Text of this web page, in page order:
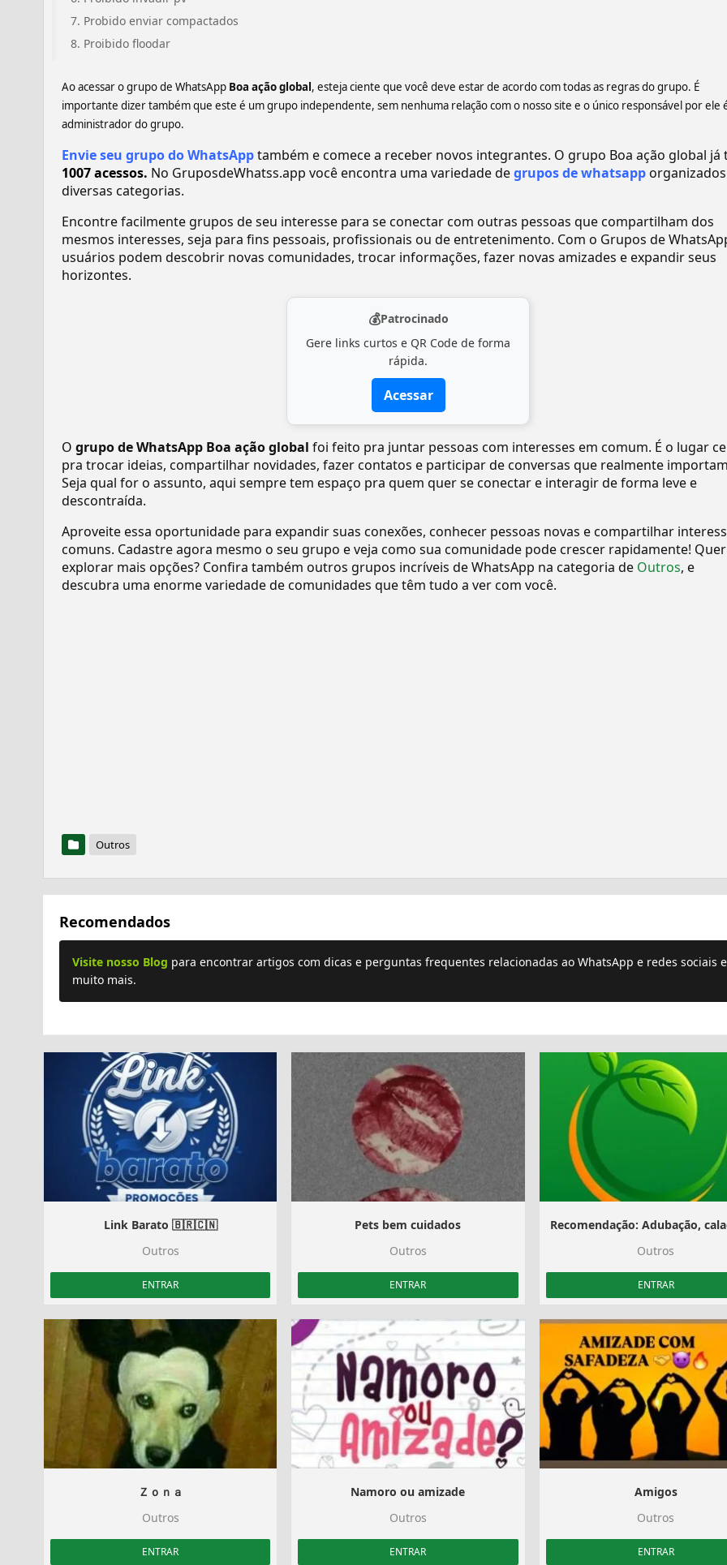
Probido enviar compactados
Proibido floodar
Ao acessar o grupo de WhatsApp Boa ação global, esteja ciente que você deve estar de acordo com todas as regras do grupo. É
importante dizer também que este é um grupo independente, sem nenhuma relação com o nosso site e o único responsável por ele
administrador do grupo.
Envie seu grupo do WhatsApptambém e comece a receber novos integrantes. O grupo Boa ação global já
1007 acessos. No GruposdeWhatss.app você encontra uma variedade degrupos de whatsapp
diversas categorias.
Encontre facilmente grupos de seu interesse para se conectar com outras pessoas que compartilham dos
mesmos interesses, seja para fins pessoais, profissionais ou de entretenimento. Com o Grupos de
usuários podem descobrir novas comunidades, trocar informações, fazer novas amizades e expandir seus
horizontes.
💰Patrocinado
Gere links curtos e QR Code de forma
rápida.
Acessar
O grupo de WhatsApp Boa ação global foi feito pra juntar pessoas com interesses em comum. É o lugar
pra trocar ideias, compartilhar novidades, fazer contatos e participar de conversas que realmente
Seja qual for o assunto, aqui sempre tem espaço pra quem quer se conectar e interagir de forma leve e
descontraída.
Aproveite essa oportunidade para expandir suas conexões, conhecer pessoas novas e compartilhar
comuns. Cadastre agora mesmo o seu grupo e veja como sua comunidade pode crescer rapidamente! Quer
explorar mais opções? Confira também outros grupos incríveis de WhatsApp na categoria de Outros, e
descubra uma enorme variedade de comunidades que têm tudo a ver com você.
Outros
Recomendados
Visite nosso Blog para encontrar artigos com dicas e perguntas frequentes relacionadas ao WhatsApp e redes sociais e
muito mais.
Link Barato 🇧🇷🇨🇳
Outros
ENTRAR
Pets bem cuidados
Outros
ENTRAR
Outros
ENTRAR
Ｚｏｎａ
Outros
ENTRAR
Namoro ou amizade
Outros
ENTRAR
Amigos️‍
Outros
ENTRAR